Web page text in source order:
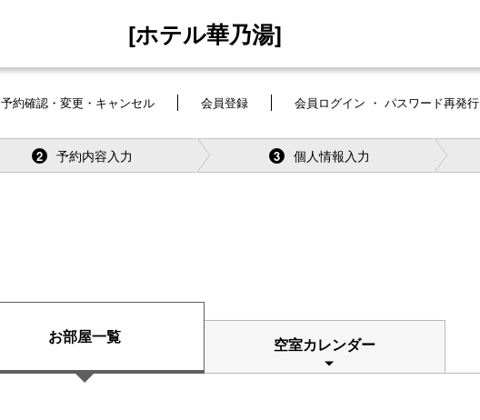
[ホテル華乃湯]
予約確認・変更・キャンセル 会員登録 会員ログイン ・ パスワード再発行
2 予約内容入力 3 個人情報入力
お部屋一覧 空室カレンダー